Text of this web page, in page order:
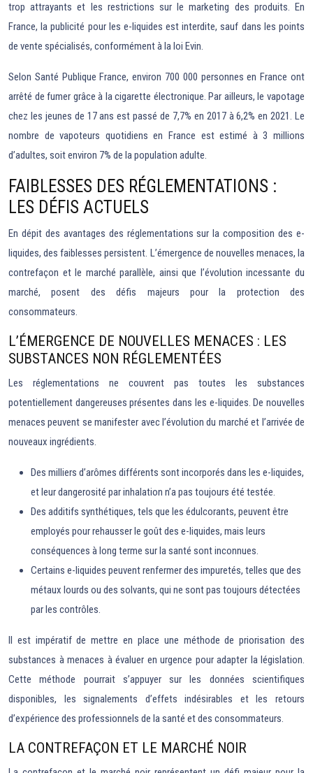
trop attrayants et les restrictions sur le marketing des produits. En
France, la publicité pour les e-liquides est interdite, sauf dans les points
de vente spécialisés, conformément à la loi Evin.
Selon Santé Publique France, environ 700 000 personnes en France ont
arrêté de fumer grâce à la cigarette électronique. Par ailleurs, le vapotage
chez les jeunes de 17 ans est passé de 7,7% en 2017 à 6,2% en 2021. Le
nombre de vapoteurs quotidiens en France est estimé à 3 millions
d’adultes, soit environ 7% de la population adulte.
FAIBLESSES DES RÉGLEMENTATIONS :
LES DÉFIS ACTUELS
En dépit des avantages des réglementations sur la composition des e-
liquides, des faiblesses persistent. L’émergence de nouvelles menaces, la
contrefaçon et le marché parallèle, ainsi que l’évolution incessante du
marché, posent des défis majeurs pour la protection des
consommateurs.
L’ÉMERGENCE DE NOUVELLES MENACES : LES
SUBSTANCES NON RÉGLEMENTÉES
Les réglementations ne couvrent pas toutes les substances
potentiellement dangereuses présentes dans les e-liquides. De nouvelles
menaces peuvent se manifester avec l’évolution du marché et l’arrivée de
nouveaux ingrédients.
Des milliers d’arômes différents sont incorporés dans les e-liquides,
et leur dangerosité par inhalation n’a pas toujours été testée.
Des additifs synthétiques, tels que les édulcorants, peuvent être
employés pour rehausser le goût des e-liquides, mais leurs
conséquences à long terme sur la santé sont inconnues.
Certains e-liquides peuvent renfermer des impuretés, telles que des
métaux lourds ou des solvants, qui ne sont pas toujours détectées
par les contrôles.
Il est impératif de mettre en place une méthode de priorisation des
substances à menaces à évaluer en urgence pour adapter la législation.
Cette méthode pourrait s’appuyer sur les données scientifiques
disponibles, les signalements d’effets indésirables et les retours
d’expérience des professionnels de la santé et des consommateurs.
LA CONTREFAÇON ET LE MARCHÉ NOIR